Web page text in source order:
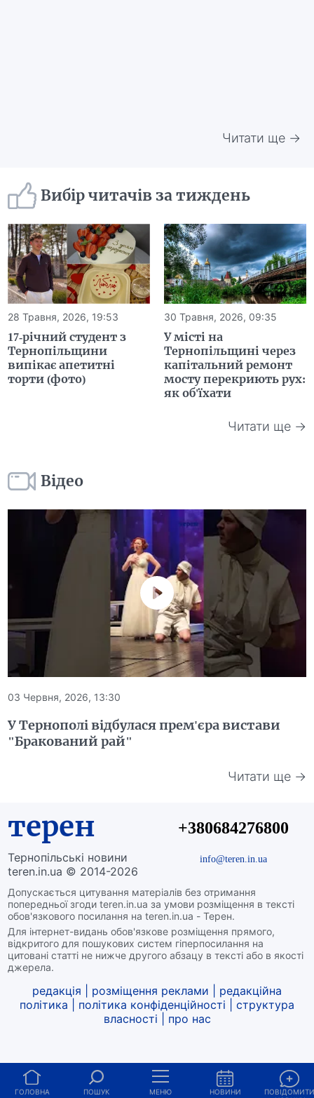
Читати ще →
Вибір читачів за тиждень
28 Травня, 2026, 19:53
17-річний студент з
Тернопільщини
випікає апетитні
торти (фото)
30 Травня, 2026, 09:35
У місті на
Тернопільщині через
капітальний ремонт
мосту перекриють рух:
як об'їхати
Читати ще →
Відео
03 Червня, 2026, 13:30
У Тернополі відбулася прем'єра вистави
"Бракований рай"
Читати ще →
терен
Тернопільські новини
teren.in.ua © 2014-2026
Допускається цитування матеріалів без отримання
попередньої згоди teren.in.ua за умови розміщення в тексті
обов'язкового посилання на teren.in.ua - Терен.
Для інтернет-видань обов'язкове розміщення прямого,
відкритого для пошукових систем гіперпосилання на
цитовані статті не нижче другого абзацу в тексті або в якості
джерела.
+380684276800
info@teren.in.ua
редакція розміщення реклами
редакційна
політика
політика конфіденційності
структура
власності
про нас
ГОЛОВНА ПОШУК МЕНЮ НОВИНИ